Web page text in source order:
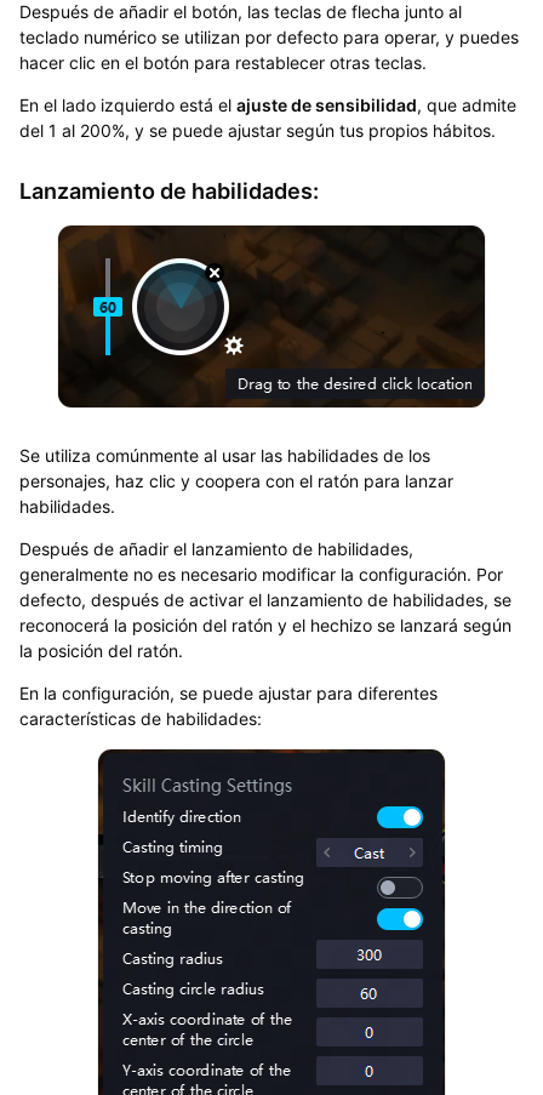
Después de añadir el botón, las teclas de flecha junto al
teclado numérico se utilizan por defecto para operar, y puedes
hacer clic en el botón para restablecer otras teclas.
En el lado izquierdo está el ajuste de sensibilidad, que admite
del 1 al 200%, y se puede ajustar según tus propios hábitos.
Lanzamiento de habilidades:
Se utiliza comúnmente al usar las habilidades de los
personajes, haz clic y coopera con el ratón para lanzar
habilidades.
Después de añadir el lanzamiento de habilidades,
generalmente no es necesario modificar la configuración. Por
defecto, después de activar el lanzamiento de habilidades, se
reconocerá la posición del ratón y el hechizo se lanzará según
la posición del ratón.
En la configuración, se puede ajustar para diferentes
características de habilidades: